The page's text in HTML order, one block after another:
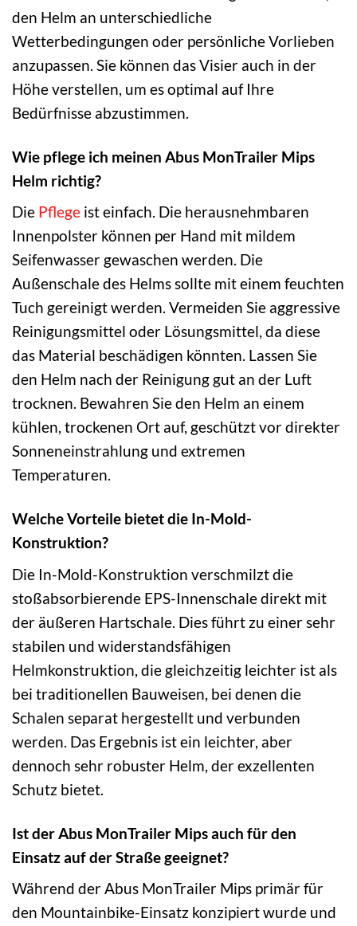
den Helm an unterschiedliche
Wetterbedingungen oder persönliche Vorlieben
anzupassen. Sie können das Visier auch in der
Höhe verstellen, um es optimal auf Ihre
Bedürfnisse abzustimmen.
Wie pflege ich meinen Abus MonTrailer Mips
Helm richtig?
Die Pflege ist einfach. Die herausnehmbaren
Innenpolster können per Hand mit mildem
Seifenwasser gewaschen werden. Die
Außenschale des Helms sollte mit einem feuchten
Tuch gereinigt werden. Vermeiden Sie aggressive
Reinigungsmittel oder Lösungsmittel, da diese
das Material beschädigen könnten. Lassen Sie
den Helm nach der Reinigung gut an der Luft
trocknen. Bewahren Sie den Helm an einem
kühlen, trockenen Ort auf, geschützt vor direkter
Sonneneinstrahlung und extremen
Temperaturen.
Welche Vorteile bietet die In-Mold-
Konstruktion?
Die In-Mold-Konstruktion verschmilzt die
stoßabsorbierende EPS-Innenschale direkt mit
der äußeren Hartschale. Dies führt zu einer sehr
stabilen und widerstandsfähigen
Helmkonstruktion, die gleichzeitig leichter ist als
bei traditionellen Bauweisen, bei denen die
Schalen separat hergestellt und verbunden
werden. Das Ergebnis ist ein leichter, aber
dennoch sehr robuster Helm, der exzellenten
Schutz bietet.
Ist der Abus MonTrailer Mips auch für den
Einsatz auf der Straße geeignet?
Während der Abus MonTrailer Mips primär für
den Mountainbike-Einsatz konzipiert wurde und